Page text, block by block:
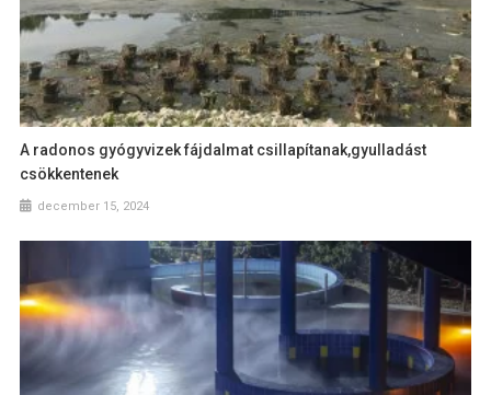
A radonos gyógyvizek fájdalmat csillapítanak,gyulladást
csökkentenek
december 15, 2024